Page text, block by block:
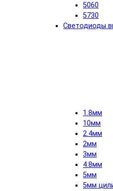
5060
5730
Светодиоды
1.8мм
10мм
2.4мм
2мм
3мм
4.8мм
5мм
5мм